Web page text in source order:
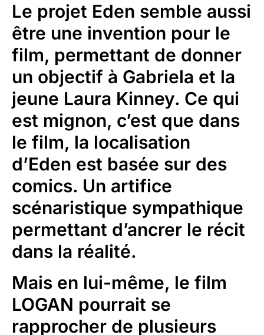
Le projet Eden semble aussi
être une invention pour le
film, permettant de donner
un objectif à Gabriela et la
jeune Laura Kinney. Ce qui
est mignon, c’est que dans
le film, la localisation
d’Eden est basée sur des
comics. Un artifice
scénaristique sympathique
permettant d’ancrer le récit
dans la réalité.
Mais en lui-même, le film
LOGAN pourrait se
rapprocher de plusieurs